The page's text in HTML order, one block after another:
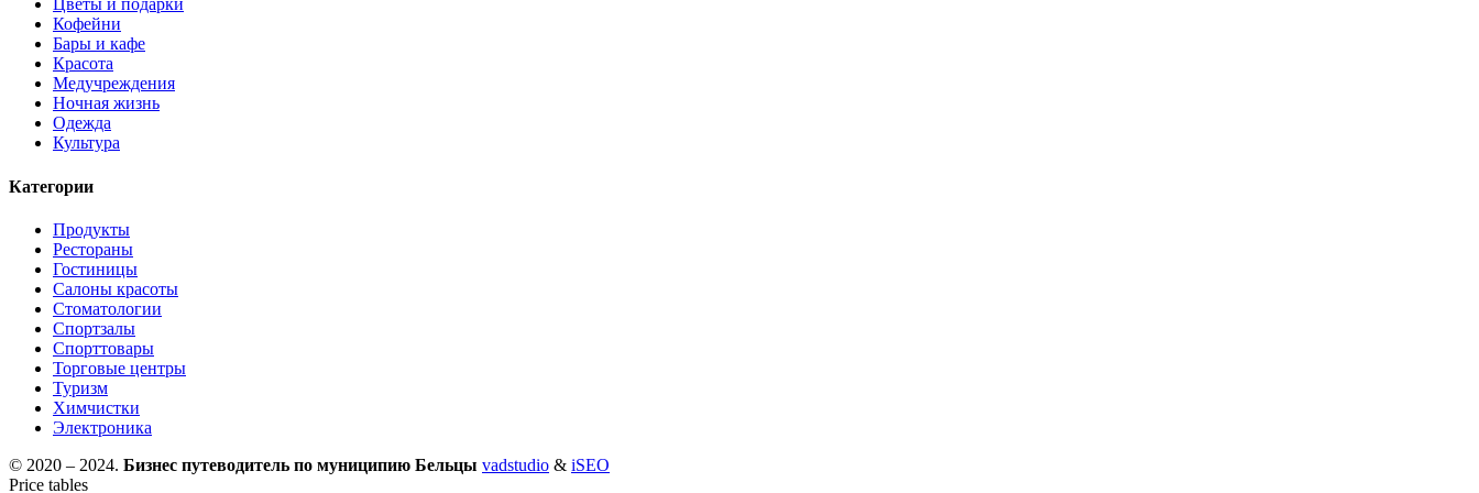
Цветы и подарки
Кофейни
Бары и кафе
Красота
Медучреждения
Ночная жизнь
Одежда
Культура
Категории
Продукты
Рестораны
Гостиницы
Салоны красоты
Стоматологии
Спортзалы
Спорттовары
Торговые центры
Туризм
Химчистки
Электроника
© 2020 – 2024. Бизнес путеводитель по муниципию Бельцы vadstudio & iSEO
Price tables